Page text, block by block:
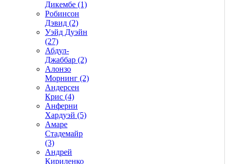
Дикембе (1)
Робинсон
Дэвид (2)
Уэйд Дуэйн
(27)
Абдул-
Джаббар (2)
Алонзо
Морнинг (2)
Андерсен
Крис (4)
Анферни
Xардуэй (5)
Амаре
Стадемайр
(3)
Андрей
Кириленко